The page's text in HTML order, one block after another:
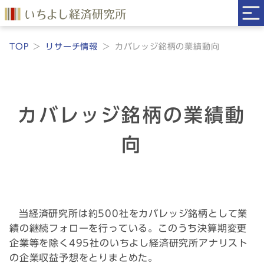
TOP リサーチ情報 カバレッジ銘柄の業績動向
カバレッジ銘柄の業績動
向
当経済研究所は約500社をカバレッジ銘柄として業
績の継続フォローを行っている。このうち決算期変更
企業等を除く495社のいちよし経済研究所アナリスト
の企業収益予想をとりまとめた。